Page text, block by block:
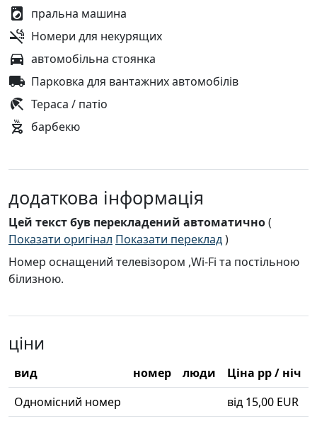
пральна машина
Номери для некурящих
автомобільна стоянка
Парковка для вантажних автомобілів
Тераса / патіо
барбекю
додаткова інформація
Цей текст був перекладений автоматично(
Показати оригінал Показати переклад)
Номер оснащений телевізором ,Wi-Fi та постільною
білизною.
ціни
вид номер люди
Ціна pp / ніч
Одномісний номер
від 15,00 EUR